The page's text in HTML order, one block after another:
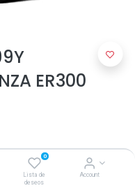
0
Lista de
deseos
Account
ER300